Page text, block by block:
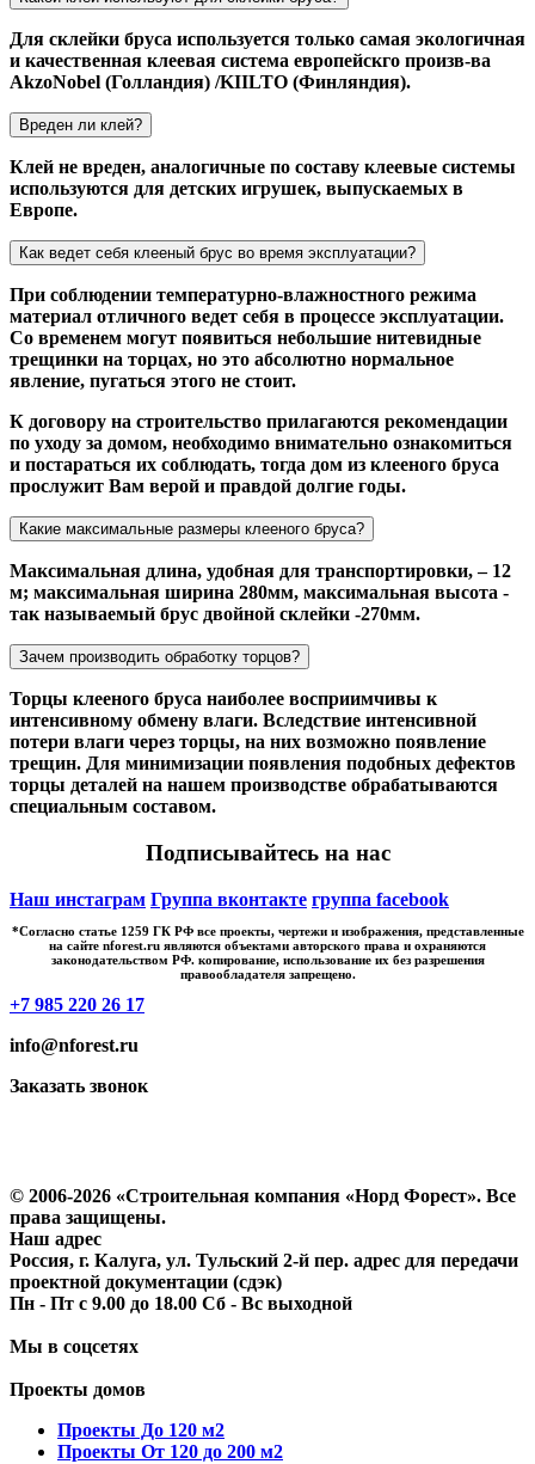
Для склейки бруса используется только самая экологичная
и качественная клеевая система европейскго произв-ва
AkzoNobel (Голландия) /KIILTO (Финляндия).
Вреден ли клей?
Клей не вреден, аналогичные по составу клеевые системы
используются для детских игрушек, выпускаемых в
Европе.
Как ведет себя клееный брус во время эксплуатации?
При соблюдении температурно-влажностного режима
материал отличного ведет себя в процессе эксплуатации.
Со временем могут появиться небольшие нитевидные
трещинки на торцах, но это абсолютно нормальное
явление, пугаться этого не стоит.
К договору на строительство прилагаются рекомендации
по уходу за домом, необходимо внимательно ознакомиться
и постараться их соблюдать, тогда дом из клееного бруса
прослужит Вам верой и правдой долгие годы.
Какие максимальные размеры клееного бруса?
Максимальная длина, удобная для транспортировки, – 12
м; максимальная ширина 280мм, максимальная высота -
так называемый брус двойной склейки -270мм.
Зачем производить обработку торцов?
Торцы клееного бруса наиболее восприимчивы к
интенсивному обмену влаги. Вследствие интенсивной
потери влаги через торцы, на них возможно появление
трещин. Для минимизации появления подобных дефектов
торцы деталей на нашем производстве обрабатываются
специальным составом.
Подписывайтесь на нас
Наш инстаграм Группа вконтакте группа facebook
*Cогласно статье 1259 ГК РФ все проекты, чертежи и изображения, представленные
на сайте nforest.ru являются объектами авторского права и охраняются
законодательством РФ. копирование, использование их без разрешения
правообладателя запрещено.
+7 985 220 26 17
info@nforest.ru
Заказать звонок
© 2006-2026 «Строительная компания «Норд Форест». Все
права защищены.
Наш адрес
Россия, г. Калуга, ул. Тульский 2-й пер. адрес для передачи
проектной документации (сдэк)
Пн - Пт с 9.00 до 18.00 Сб - Вс выходной
Мы в соцсетях
Проекты домов
Проекты До 120 м2
Проекты От 120 до 200 м2